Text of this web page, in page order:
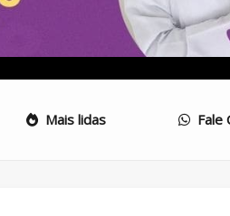
Mais lidas Fale